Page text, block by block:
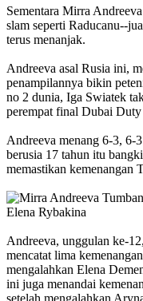
Sementara Mirra
slam seperti Raducanu--
terus menanjak.
Andreeva asal Rusia ini,
penampilannya bikin
no 2 dunia, Iga Swiatek
perempat final Dubai
Andreeva menang 6-3, 6-
berusia 17 tahun itu
memastikan kemenangan
Andreeva, unggulan ke-
mencatat lima
mengalahkan Elena
ini juga menandai
setelah mengalahkan